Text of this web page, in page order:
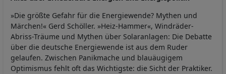
»Die größte Gefahr für die Energiewende? Mythen und
Märchen!« Gerd Schöller. »Heiz-Hammer«, Windräder-
Abriss-Träume und Mythen über Solaranlagen: Die Debatte
über die deutsche Energiewende ist aus dem Ruder
gelaufen. Zwischen Panikmache und blauäugigem
Optimismus fehlt oft das Wichtigste: die Sicht der Praktiker.